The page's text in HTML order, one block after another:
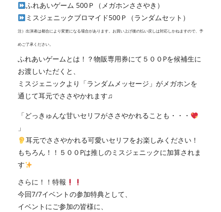
ふれあいゲーム 500Ｐ（メガホンささやき）
ミスジェニックブロマイド500Ｐ（ランダムセット）
注）出演者は都合により変更になる場合があります。お買い上げ後の払い戻しは対応しかねますので、予
めご了承ください。
ふれあいゲームとは！？物販専用券にて５００Pを候補生に
お渡しいただくと、
ミスジェニックより「ランダムメッセージ」がメガホンを
通じて耳元でささやかれます♫
「どっきゅんな甘いセリフがささやかれることも・・・
」
耳元でささやかれる可愛いセリフをお楽しみください！
もちろん！！５００Pは推しのミスジェニックに加算されま
す
さらに！！特報
今回7/7イベントの参加特典として、
イベントにご参加の皆様に、